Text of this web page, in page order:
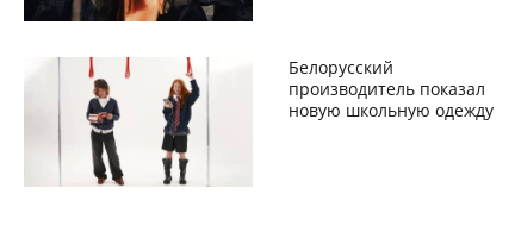
Белорусский
производитель показал
новую школьную одежду